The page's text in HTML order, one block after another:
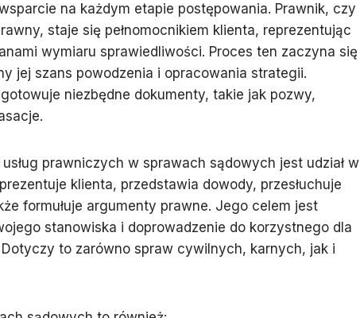
na każdym etapie postępowania. Prawnik, czy
staje się pełnomocnikiem klienta, reprezentując
wymiaru sprawiedliwości. Proces ten zaczyna się
jej szans powodzenia i opracowania strategii.
niezbędne dokumenty, takie jak pozwy,
prawniczych w sprawach sądowych jest udział w
klienta, przedstawia dowody, przesłuchuje
formułuje argumenty prawne. Jego celem jest
stanowiska i doprowadzenie do korzystnego dla
to zarówno spraw cywilnych, karnych, jak i